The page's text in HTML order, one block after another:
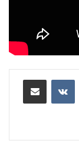
مشاركة عبر البريد